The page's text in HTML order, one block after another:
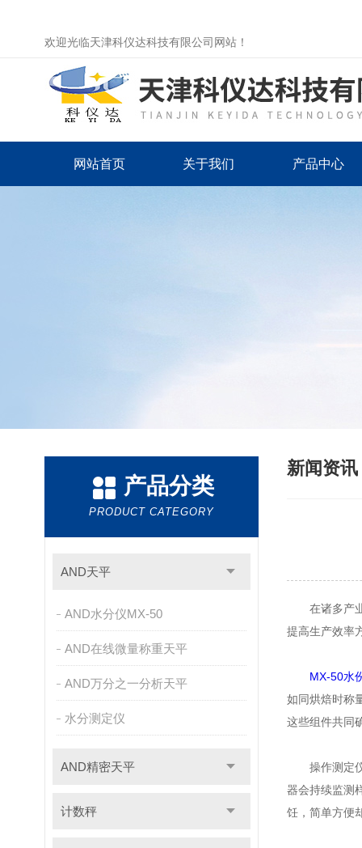
欢迎光临天津科仪达科技有限公司网站！
网站首页 关于我们 产品中心
产品分类
PRODUCT CATEGORY
AND天平
AND水分仪MX-50
AND在线微量称重天平
AND万分之一分析天平
水分测定仪
AND精密天平
计数秤
新闻资讯
在诸多产业
提高生产效率
MX-50水
如同烘焙时称
这些组件共同
操作测定仪
器会持续监测
饪，简单方便